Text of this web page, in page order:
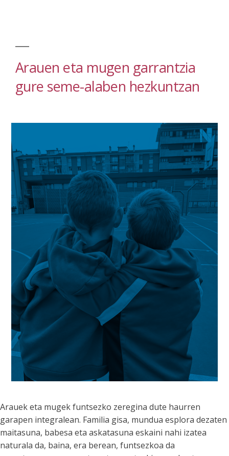
Arauen eta mugen garrantzia
gure seme-alaben hezkuntzan
Arauek eta mugek funtsezko zeregina dute haurren
garapen integralean. Familia gisa, mundua esplora dezaten
maitasuna, babesa eta askatasuna eskaini nahi izatea
naturala da, baina, era berean, funtsezkoa da